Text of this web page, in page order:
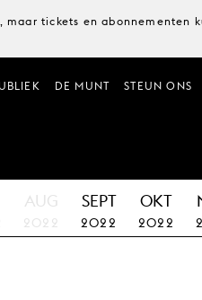
tickets en abonnementen
DE MUNT STEUN ONS
AUG
2022
SEPT
2022
OKT
2022